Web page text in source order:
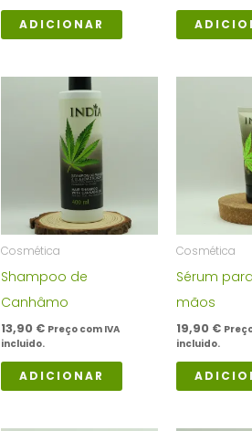
ADICIONAR
Cosmética
Shampoo de
Canhâmo
13,90 € Preço com IVA
incluido.
ADICIONAR
Cosmética
Sérum
mãos
19,90 €
incluido.